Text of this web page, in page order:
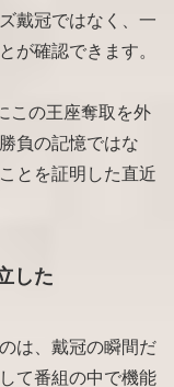
戴冠ではなく、一
が確認できます。
この王座奪取を外
負の記憶ではな
とを証明した直近
した
は、戴冠の瞬間だ
て番組の中で機能